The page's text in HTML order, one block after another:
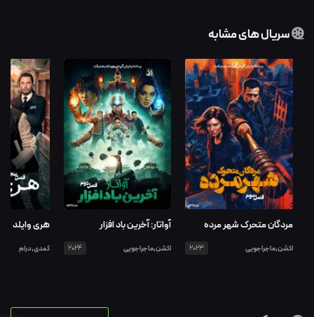
سریال های مشابه
مردگان متحرک شهر مرده
اکشن,ماجراجویی 2023
آواتار: آخرین باد افزار
اکشن,ماجراجویی 2024
هری وایلد
کمدی,درام